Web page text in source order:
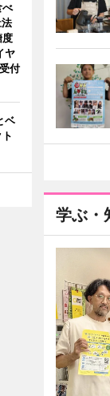
学ぶ・
べ
度
ヤ
付
ベ